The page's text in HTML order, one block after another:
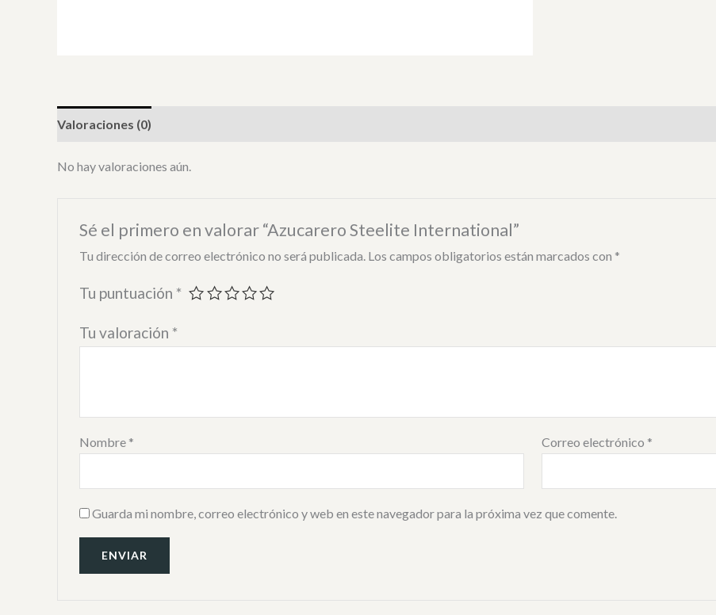
Valoraciones (0)
No hay valoraciones aún.
Sé el primero en valorar “Azucarero Steelite International”
Tu dirección de correo electrónico no será publicada. Los campos obligatorios están marcados con *
Tu puntuación *
Tu valoración *
Nombre * Correo electrónico *
Guarda mi nombre, correo electrónico y web en este navegador para la próxima vez que comente.